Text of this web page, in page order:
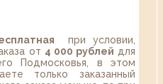
при условии,
от 4 000 рублей для
Подмосковья, в этом
только заказанный